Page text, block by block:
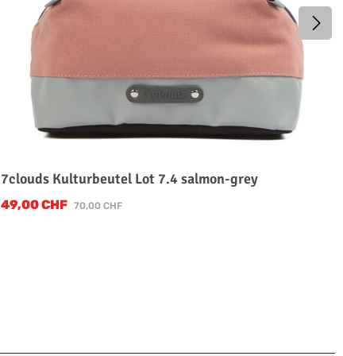
7clouds Kulturbeutel Lot 7.4 salmon-grey
Verkaufspreis:
49,00 CHF Regulärer Preis:
70,00 CHF